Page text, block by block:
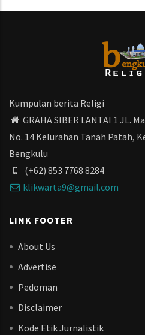
Kumpulan berita Religi
GRAHA SIBER LANTAI 1 JL.
No. 14 Kelurahan Tanah Patah,
Bengkulu
(+62) 853 7768 8284
klikwarta9@gmail.com
LINK FOOTER
About Us
Advertise
Pedoman
Disclaimer
Kode Etik Jurnalistik